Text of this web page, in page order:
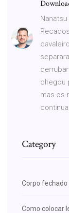
chegou
mas os
Category
Corpo fechado
Como colocar